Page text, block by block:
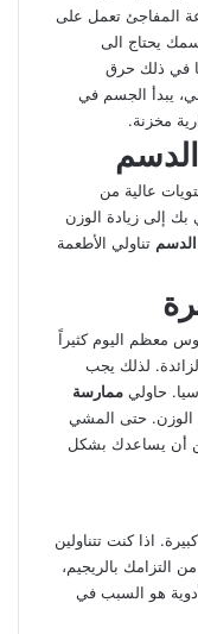
المفاجئ تعمل على
يحتاج الى
في ذلك حرق
يبدأ الجسم في
مخزنة.
عالية من
بك إلى زيادة الوزن
الدسم تناولي الأطعمة
معظم اليوم كثيراً
لذلك يجب
حاولي ممارسة
الوزن. حتى المشي
يمكن أن يساعدك بشكل
اذا كنت تتناولين
التزامك بالريجيم،
هو السبب في